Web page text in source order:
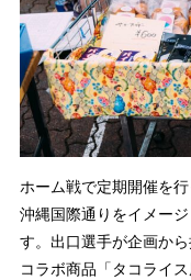
ホーム戦で定期開催を
沖縄国際通りをイメー
す。出口選手が企画か
コラボ商品「タコライ